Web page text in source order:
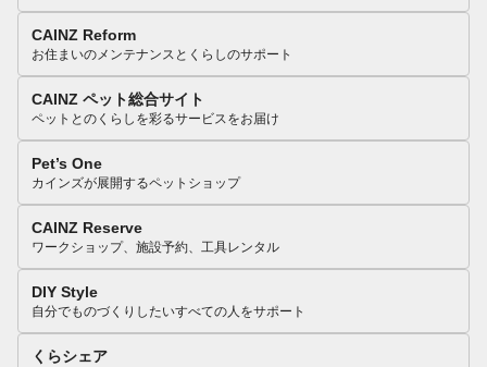
CAINZ Reform
お住まいのメンテナンスとくらしのサポート
CAINZ ペット総合サイト
ペットとのくらしを彩るサービスをお届け
Pet’s One
カインズが展開するペットショップ
CAINZ Reserve
ワークショップ、施設予約、工具レンタル
DIY Style
自分でものづくりしたいすべての人をサポート
くらシェア